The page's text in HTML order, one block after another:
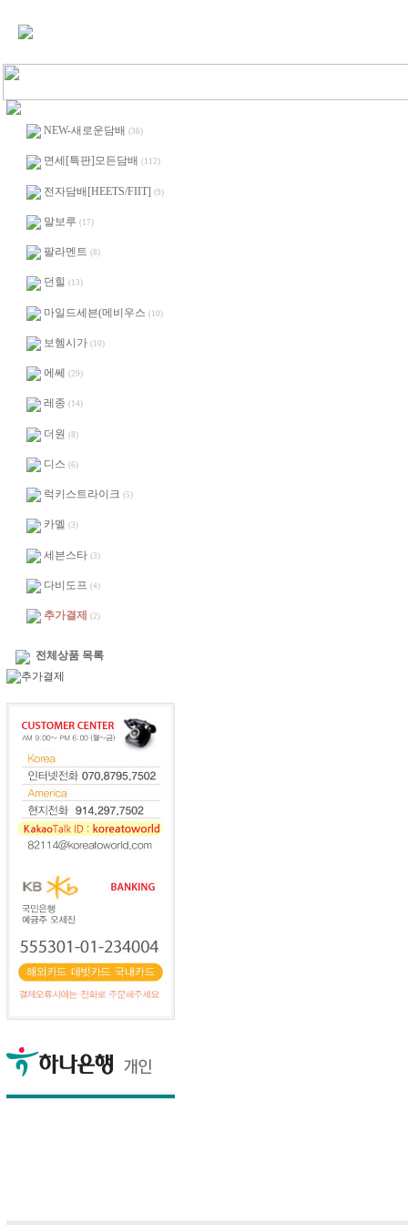
NEW-새로운담배 (36)
면세[특판]모든담배 (112)
전자담배[HEETS/FIIT] (9)
말보루 (17)
팔라멘트 (8)
던힐 (13)
마일드세븐(메비우스 (10)
보헴시가 (10)
에쎄 (29)
레종 (14)
더원 (8)
디스 (6)
럭키스트라이크 (5)
카멜 (3)
세븐스타 (3)
다비도프 (4)
추가결제 (2)
전체상품 목록